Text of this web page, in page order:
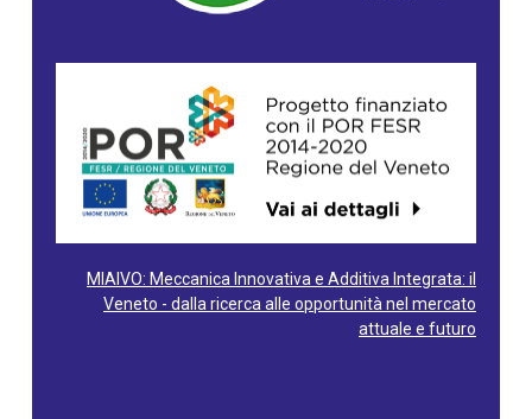
MIAIVO: Meccanica Innovativa e Additiva Integrata: il
Veneto - dalla ricerca alle opportunità nel mercato
attuale e futuro